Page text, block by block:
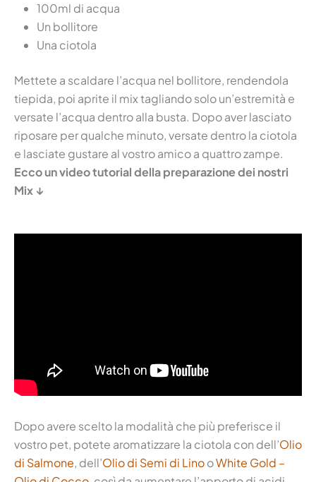
100ml di acqua
Un bollitore
Una ciotola
Mettete a scaldare l’acqua nel bollitore, rendendola
tiepida, poi aprite il mix tagliando solo un’estremità e
versate l’acqua dentro alla busta. Dopo aver lasciato
riposare per qualche minuto, versate dentro la ciotola
e lasciate gustare al vostro amico a quattro zampe.
Ecco un video tutorial della preparazione dei nostri
Mix ↓
Dopo avere scelto la modalità che più preferisce il
vostro pet, potete aromatizzare la ciotola con dell’Olio
di Salmone, dell’Olio di Semi di LinooWhite Gold –